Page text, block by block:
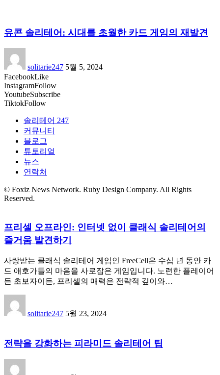
유콘 솔리테어: 시대를 초월한 카드 게임의 재발견
solitarie247 5월 5, 2024
FacebookLike
InstagramFollow
YoutubeSubscribe
TiktokFollow
솔리테어 247
커뮤니티
블로그
튜토리얼
뉴스
연락처
© Foxiz News Network. Ruby Design Company. All Rights
Reserved.
프리셀 오프라인: 인터넷 없이 클래식 솔리테어의
즐거움 발견하기
사랑받는 클래식 솔리테어 게임인 FreeCell은 수십 년 동안 카
드 애호가들의 마음을 사로잡은 게임입니다. 노련한 플레이어
든 초보자이든, 프리셀의 매력은 전략적 깊이와…
solitarie247 5월 23, 2024
전략을 강화하는 피라미드 솔리테어 팁